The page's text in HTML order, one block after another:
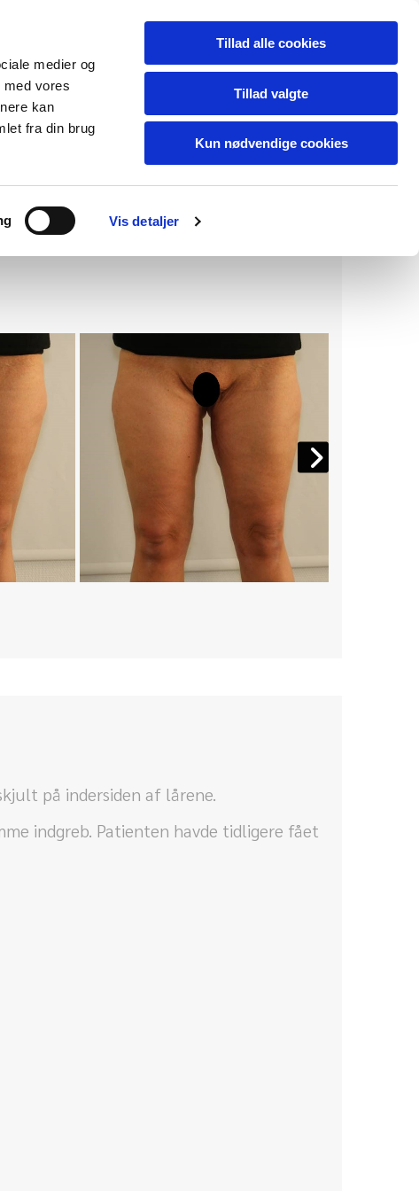
medier og
vores
kan
fra din brug
Vis detaljer
Tillad alle cookies
Tillad valgte
Kun nødvendige cookies
på indersiden af lårene.
indgreb. Patienten havde tidligere fået